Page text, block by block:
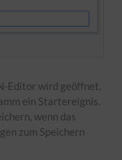
Editor wird geöffnet.
ein Startereignis.
wenn das
zum Speichern